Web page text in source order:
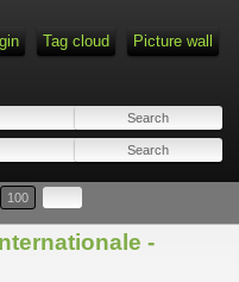
Tag cloud Picture wall
100
-